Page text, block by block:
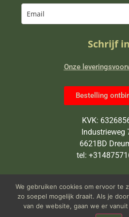
Schrijf in
Onze
Bestelling
KVK:
Industrieweg
6621BD
tel:
Wij zijn van
vrijdag open van 9
We gebruiken cookies om ervoor te
zo soepel mogelijk draait. Als je
van de website, gaan we er